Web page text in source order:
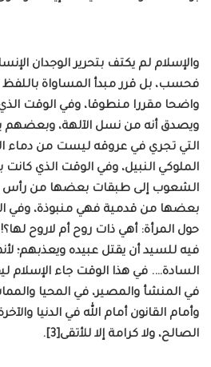
والإسلام لم يكتف بتحرير الوجدان
فحسب، بل قرر مبدأ المساواة
واضحا مقررا منطوقا، وفي الوقت
ويصدق أنه من نسل الآلهة، وبعضهم
التي تجري في عروقه ليست من دماء
الملوكي النبيل، وفي الوقت الذي
الشعوب إلى طبقات بعضها من رأس
بعضها من قدمية فهي منبوذة، وفي
حول المرأة: أهي ذات روح أم لاروح
فيه للسيد أن يقتل عبيده ويعذبهم؛
السادة…. في هذا الوقت جاء الإسلام
في المنشأ والمصير، في المحيا
وأمام القانون أمام الله في الدنيا
الصالح، ولا كرامة إلا للأتقى[3].